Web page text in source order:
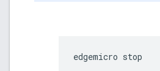
edgemicro stop